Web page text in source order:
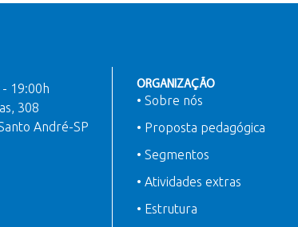
- 19:00h
308
André-SP
ORGANIZAÇÃO
• Sobre nós
• Proposta pedagógica
• Segmentos
• Atividades extras
• Estrutura